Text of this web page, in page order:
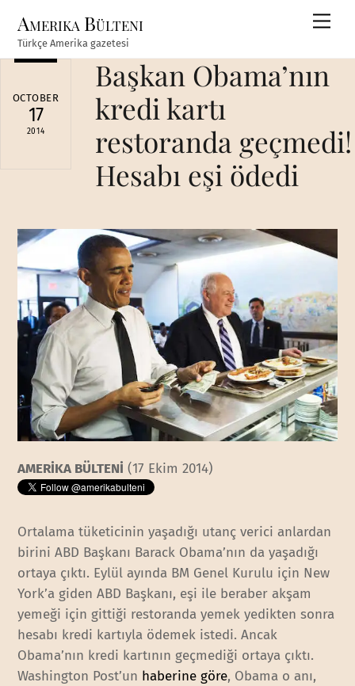
content
Amerika Bülteni
Türkçe Amerika gazetesi
OCTOBER
17
2014
Başkan Obama’nın
kredi kartı
restoranda geçmedi!
Hesabı eşi ödedi
AMERİKA BÜLTENİ (17 Ekim 2014)
Ortalama tüketicinin yaşadığı utanç verici anlardan
birini ABD Başkanı Barack Obama’nın da yaşadığı
ortaya çıktı. Eylül ayında BM Genel Kurulu için New
York’a giden ABD Başkanı, eşi ile beraber akşam
yemeği için gittiği restoranda yemek yedikten sonra
hesabı kredi kartıyla ödemek istedi. Ancak
Obama’nın kredi kartının geçmediği ortaya çıktı.
Washington Post’un haberine göre, Obama o anı,